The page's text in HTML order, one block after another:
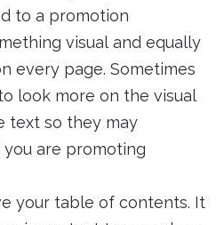
to a promotion
visual and equally
every page. Sometimes
look more on the visual
text so they may
are promoting
your table of contents. It